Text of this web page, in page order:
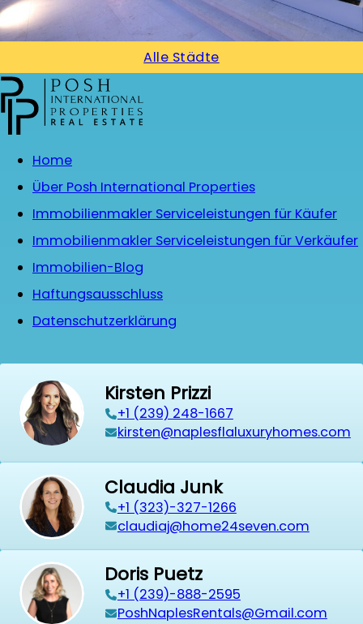
Alle Städte
Home
Über Posh International Properties
Immobilienmakler Serviceleistungen für Käufer
Immobilienmakler Serviceleistungen für Verkäufer
Immobilien-Blog
Haftungsausschluss
Datenschutzerklärung
Kirsten Prizzi
‭+1 (239) 248-1667‬
kirsten@naplesflaluxuryhomes.com
Claudia Junk
+1 (323)-327-1266
claudiaj@home24seven.com
Doris Puetz
+1 (239)-888-2595
PoshNaplesRentals@Gmail.com